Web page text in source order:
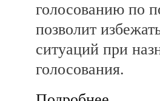
голосованию по
позволит
ситуаций при
голосования.